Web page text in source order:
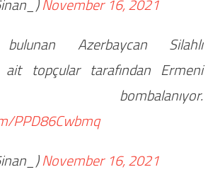
November 16, 2021
bulunan Azerbaycan Silahlı
ait topçular tarafından Ermeni
bombalanıyor.
PPD86Cwbmq
November 16, 2021